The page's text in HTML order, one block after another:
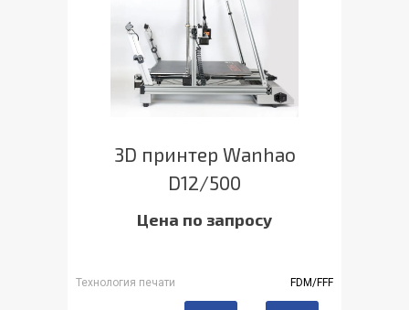
3D принтер Wanhao
D12/500
Цена по запросу
Технология печати FDM/FFF